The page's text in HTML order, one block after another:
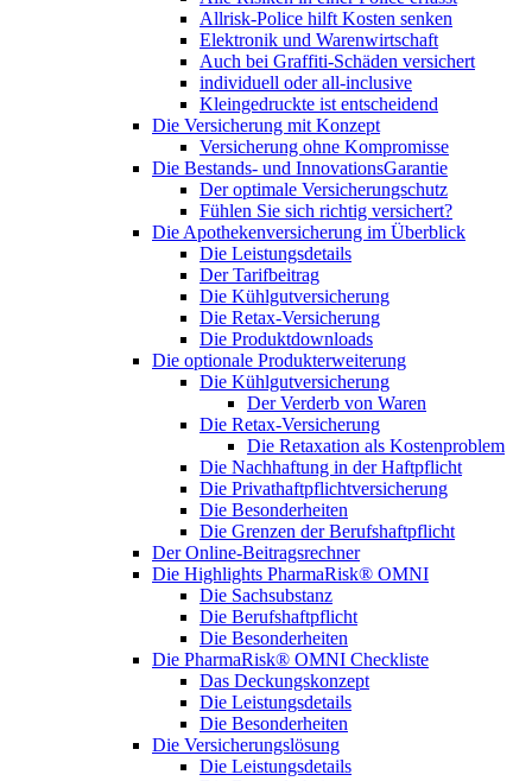
Allrisk-Police hilft Kosten senken
Elektronik und Warenwirtschaft
Auch bei Graffiti-Schäden versichert
individuell oder all-inclusive
Kleingedruckte ist entscheidend
Die Versicherung mit Konzept
Versicherung ohne Kompromisse
Die Bestands- und InnovationsGarantie
Der optimale Versicherungschutz
Fühlen Sie sich richtig versichert?
Die Apothekenversicherung im Überblick
Die Leistungsdetails
Der Tarifbeitrag
Die Kühlgutversicherung
Die Retax-Versicherung
Die Produktdownloads
Die optionale Produkterweiterung
Die Kühlgutversicherung
Der Verderb von Waren
Die Retax-Versicherung
Die Retaxation als Kostenproblem
Die Nachhaftung in der Haftpflicht
Die Privathaftpflichtversicherung
Die Besonderheiten
Die Grenzen der Berufshaftpflicht
Der Online-Beitragsrechner
Die Highlights PharmaRisk® OMNI
Die Sachsubstanz
Die Berufshaftpflicht
Die Besonderheiten
Die PharmaRisk® OMNI Checkliste
Das Deckungskonzept
Die Leistungsdetails
Die Besonderheiten
Die Versicherungslösung
Die Leistungsdetails